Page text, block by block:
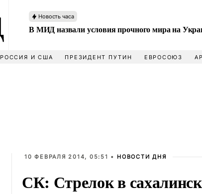
Новость часа
В МИД назвали условия прочного мира на
РОССИЯ И США ПРЕЗИДЕНТ ПУТИН ЕВРОСОЮЗ
10 ФЕВРАЛЯ 2014, 05:51 • НОВОСТИ ДНЯ
СК: Стрелок в